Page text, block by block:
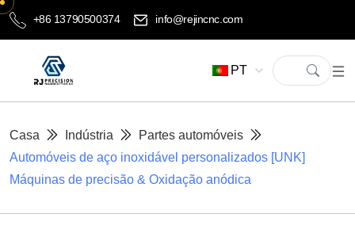
+86 13790500374 info@rejincnc.com
PT
Casa Indústria
Partes automóveis
Automóveis de aço inoxidável personalizados [UNK]
Máquinas de precisão & Oxidação anódica